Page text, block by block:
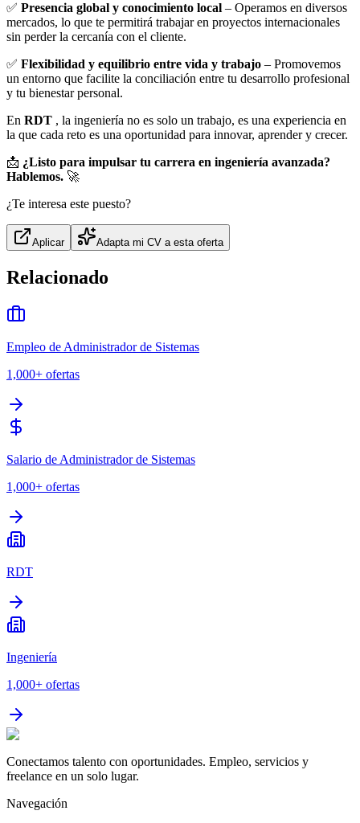
✅ Presencia global y conocimiento local – Operamos en diversos
mercados, lo que te permitirá trabajar en proyectos internacionales
sin perder la cercanía con el cliente.
✅ Flexibilidad y equilibrio entre vida y trabajo – Promovemos
un entorno que facilite la conciliación entre tu desarrollo profesional
y tu bienestar personal.
En RDT , la ingeniería no es solo un trabajo, es una experiencia en
la que cada reto es una oportunidad para innovar, aprender y crecer.
📩 ¿Listo para impulsar tu carrera en ingeniería avanzada?
Hablemos. 🚀
¿Te interesa este puesto?
Aplicar Adapta mi CV a esta oferta
Relacionado
Empleo de Administrador de Sistemas
1,000+ ofertas
Salario de Administrador de Sistemas
1,000+ ofertas
RDT
Ingeniería
1,000+ ofertas
Conectamos talento con oportunidades. Empleo, servicios y
freelance en un solo lugar.
Navegación